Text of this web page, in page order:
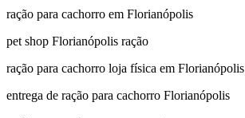
ração para cachorro em Florianópolis
pet shop Florianópolis ração
ração para cachorro loja física em Florianópolis
entrega de ração para cachorro Florianópolis